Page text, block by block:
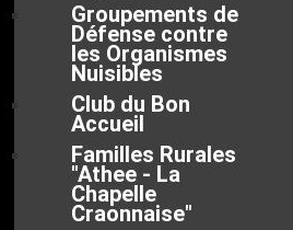
Groupements de
Défense contre
les Organismes
Nuisibles
Club du Bon
Accueil
Familles Rurales
"Athee - La
Chapelle
Craonnaise"